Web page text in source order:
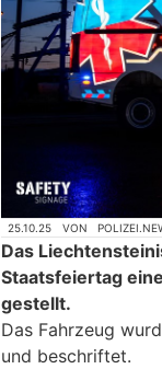
25.10.25 VON
Das
Staatsfeiertag
gestellt.
Das Fahrzeug
und beschriftet.